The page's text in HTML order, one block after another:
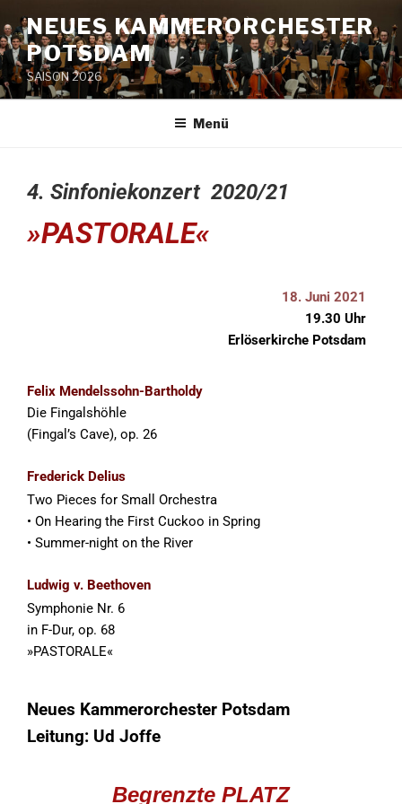
NEUES KAMMERORCHESTER
POTSDAM
SAISON 2026
Menü
4. Sinfoniekonzert 2020/21
»PASTORALE«
18. Juni 2021
19.30 Uhr
Erlöserkirche Potsdam
Felix Mendelssohn-Bartholdy
Die Fingalshöhle
(Fingal’s Cave), op. 26
Frederick Delius
Two Pieces for Small Orchestra
• On Hearing the First Cuckoo in Spring
• Summer-night on the River
Ludwig v. Beethoven
Symphonie Nr. 6
in F-Dur, op. 68
»PASTORALE«
Neues Kammerorchester Potsdam
Leitung: Ud Joffe
Begrenzte PLATZ